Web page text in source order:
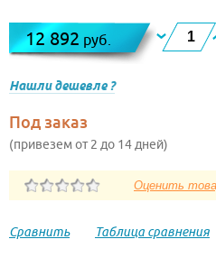
12 892 руб.
Нашли дешевле ?
Под заказ
(привезем от 2 до 14 дней)
Сравнить Таблица сравнения